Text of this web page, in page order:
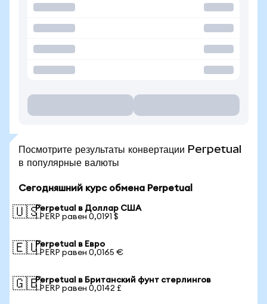
Посмотрите результаты конвертации Perpetual
в популярные валюты
Сегодняшний курс обмена Perpetual
🇺🇸Perpetual в Доллар США
1 PERP равен 0,0191 $
🇪🇺Perpetual в Евро
1 PERP равен 0,0165 €
🇬🇧Perpetual в Британский фунт стерлингов
1 PERP равен 0,0142 £